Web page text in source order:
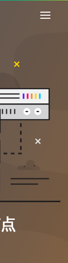
物理资
服务器
理服务器，
源，自助开通
的云托管
务器
，路线多种选
能暂停，更